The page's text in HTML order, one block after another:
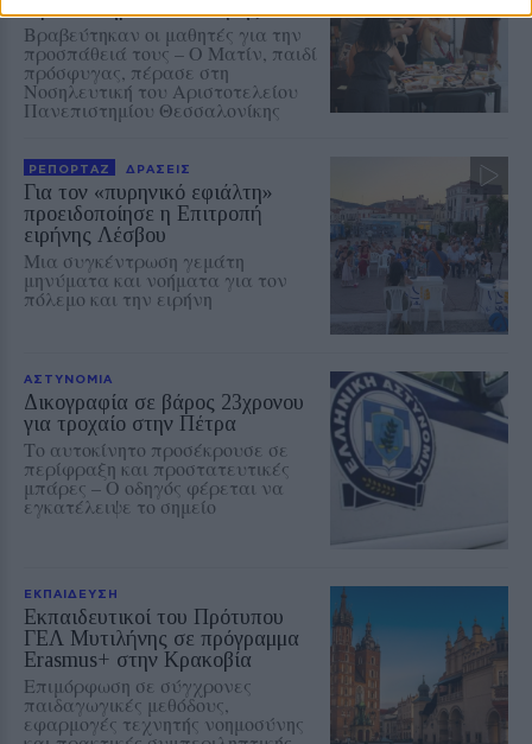
Βραβεύτηκαν οι μαθητές για την
προσπάθειά τους – Ο Ματίν, παιδί
πρόσφυγας, πέρασε στη
Νοσηλευτική του Αριστοτελείου
Πανεπιστημίου Θεσσαλονίκης
ΡΕΠΟΡΤΑΖ ΔΡΑΣΕΙΣ
Για τον «πυρηνικό εφιάλτη»
προειδοποίησε η Επιτροπή
ειρήνης Λέσβου
Μια συγκέντρωση γεμάτη
μηνύματα και νοήματα για τον
πόλεμο και την ειρήνη
ΑΣΤΥΝΟΜΙΑ
Δικογραφία σε βάρος 23χρονου
για τροχαίο στην Πέτρα
Το αυτοκίνητο προσέκρουσε σε
περίφραξη και προστατευτικές
μπάρες – Ο οδηγός φέρεται να
εγκατέλειψε το σημείο
ΕΚΠΑΙΔΕΥΣΗ
Εκπαιδευτικοί του Πρότυπου
ΓΕΛ Μυτιλήνης σε πρόγραμμα
Erasmus+ στην Κρακοβία
Επιμόρφωση σε σύγχρονες
παιδαγωγικές μεθόδους,
εφαρμογές τεχνητής νοημοσύνης